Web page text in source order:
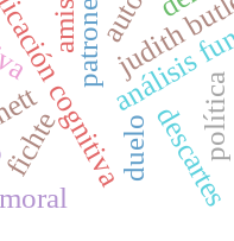
cognitivaanálisis
descartes
política
duelo
judith
fichte